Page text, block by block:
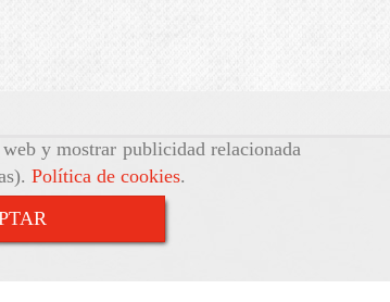
y mostrar publicidad relacionada
Política de cookies.